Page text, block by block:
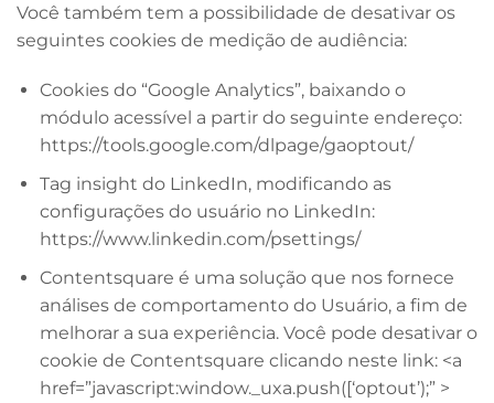
Você também tem a possibilidade de desativar os
seguintes cookies de medição de audiência:
Cookies do “Google Analytics”, baixando o
módulo acessível a partir do seguinte endereço:
https://tools.google.com/dlpage/gaoptout/
Tag insight do LinkedIn, modificando as
configurações do usuário no LinkedIn:
https://www.linkedin.com/psettings/
Contentsquare é uma solução que nos fornece
análises de comportamento do Usuário, a fim de
melhorar a sua experiência. Você pode desativar o
cookie de Contentsquare clicando neste link: <a
href=”javascript:window._uxa.push([‘optout’);” >